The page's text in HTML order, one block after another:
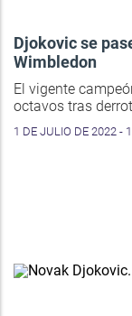
Djokovic se
Wimbledon
El vigente
octavos tras
1 DE JULIO DE 2022 -